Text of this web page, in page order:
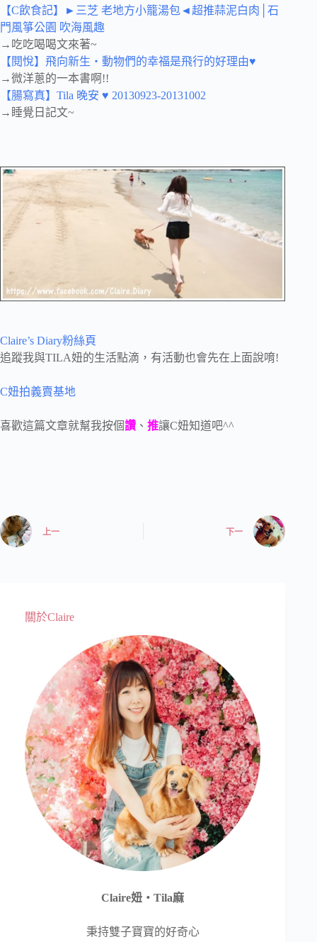
【C飲食記】►三芝 老地方小籠湯包◄超推蒜泥白肉│石
門風箏公園 吹海風趣
→吃吃喝喝文來著~
【閱悅】飛向新生‧動物們的幸福是飛行的好理由♥
→微洋蔥的一本書啊!!
【腸寫真】Tila 晚安 ♥ 20130923-20131002
→睡覺日記文~
Claire’s Diary粉絲頁
追蹤我與TILA妞的生活點滴，有活動也會先在上面說唷!
C妞拍義賣基地
喜歡這篇文章就幫我按個讚 、 推讓C妞知道吧^^
上一 下一
關於Claire
Claire妞‧Tila麻
秉持雙子寶寶的好奇心